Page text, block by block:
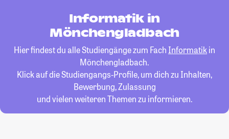
Informatik in
Mönchengladbach
Hier findest du alle Studiengänge zum Fach Informatikin
Mönchengladbach.
Klick auf die Studiengangs-Profile, um dich zu Inhalten,
Bewerbung, Zulassung
und vielen weiteren Themen zu informieren.